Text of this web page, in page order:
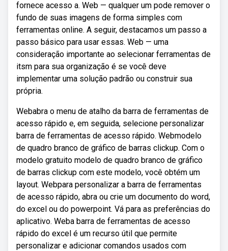
fornece acesso a. Web — qualquer um pode remover o
fundo de suas imagens de forma simples com
ferramentas online. A seguir, destacamos um passo a
passo básico para usar essas. Web — uma
consideração importante ao selecionar ferramentas de
itsm para sua organização é se você deve
implementar uma solução padrão ou construir sua
própria.
Webabra o menu de atalho da barra de ferramentas de
acesso rápido e, em seguida, selecione personalizar
barra de ferramentas de acesso rápido. Webmodelo
de quadro branco de gráfico de barras clickup. Com o
modelo gratuito modelo de quadro branco de gráfico
de barras clickup com este modelo, você obtém um
layout. Webpara personalizar a barra de ferramentas
de acesso rápido, abra ou crie um documento do word,
do excel ou do powerpoint. Vá para as preferências do
aplicativo. Weba barra de ferramentas de acesso
rápido do excel é um recurso útil que permite
personalizar e adicionar comandos usados com